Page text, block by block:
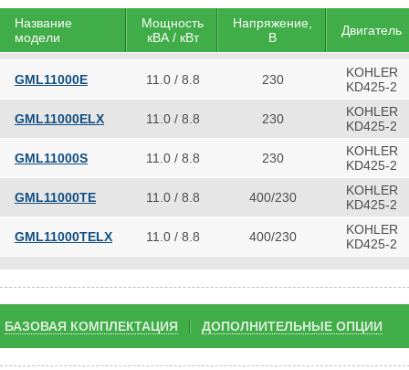
Название
модели
Мощность
кВА / кВт
Напряжение,
В
Двигатель
GML11000E 11.0 / 8.8 230
KOHLER
KD425-2
GML11000ELX 11.0 / 8.8 230
KOHLER
KD425-2
GML11000S 11.0 / 8.8 230
KOHLER
KD425-2
GML11000TE 11.0 / 8.8 400/230
KOHLER
KD425-2
GML11000TELX 11.0 / 8.8 400/230
KOHLER
KD425-2
БАЗОВАЯ КОМПЛЕКТАЦИЯ ДОПОЛНИТЕЛЬНЫЕ ОПЦИИ